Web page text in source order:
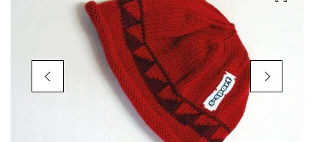
Startnummern
OL Karten